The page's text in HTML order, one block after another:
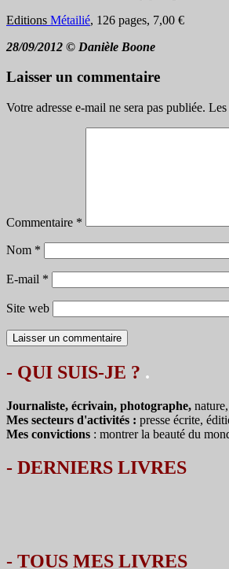
Editions Métailié, 126 pages, 7,00 €
28/09/2012 © Danièle Boone
Laisser un commentaire
Votre adresse e-mail ne sera pas publiée. Les
Commentaire *
Nom *
E-mail *
Site web
- QUI SUIS-JE ? .
Journaliste, écrivain, photographe,
Mes secteurs d'activités : presse écrite,
Mes convictions : montrer la beauté du
- DERNIERS LIVRES
- TOUS MES LIVRES